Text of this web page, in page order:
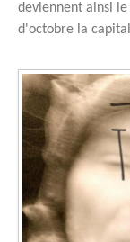
deviennent ainsi
d'octobre la